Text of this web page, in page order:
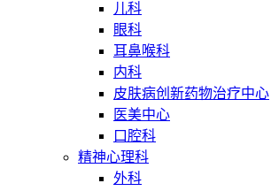
儿科
眼科
耳鼻喉科
内科
皮肤病创新药物治疗中心
医美中心
口腔科
精神心理科
外科